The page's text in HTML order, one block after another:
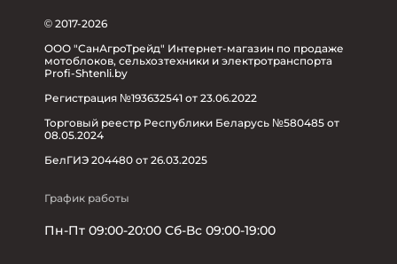
© 2017-2026
ООО "СанАгроТрейд" Интернет-магазин по продаже
мотоблоков, сельхозтехники и электротранспорта
Profi-Shtenli.by
Регистрация №193632541 от 23.06.2022
Торговый реестр Республики Беларусь №580485 от
08.05.2024
БелГИЭ 204480 от 26.03.2025
График работы
Пн-Пт 09:00-20:00 Сб-Вс 09:00-19:00